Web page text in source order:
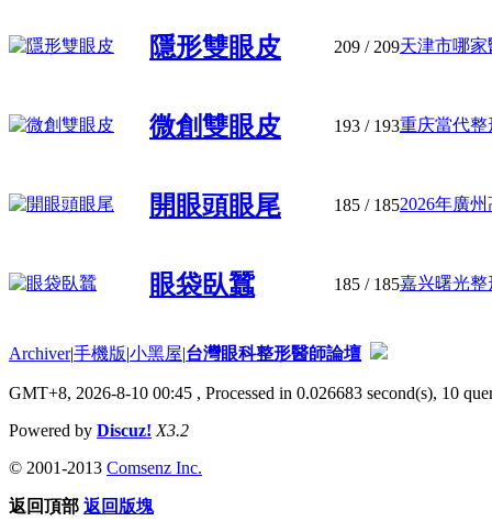
隱形雙眼皮 209 / 209天津市哪家
微創雙眼皮 193 / 193重庆當代整
開眼頭眼尾 185 / 1852026年廣
眼袋臥蠶 185 / 185嘉兴曙光整
Archiver|手機版|小黑屋|台灣眼科整形醫師論壇
GMT+8, 2026-8-10 00:45 , Processed in 0.026683 second(s), 10
Powered by Discuz! X3.2
© 2001-2013 Comsenz Inc.
返回頂部 返回版塊